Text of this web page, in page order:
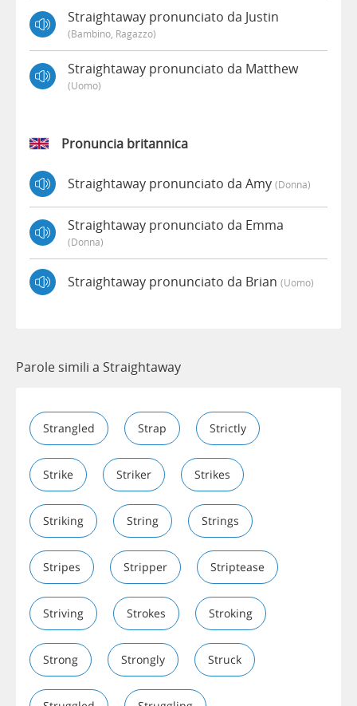
Straightaway pronunciato da Justin
(bambino, Ragazzo)
Straightaway pronunciato da Matthew
(uomo)
Pronuncia britannica
Straightaway pronunciato da Amy (donna)
Straightaway pronunciato da Emma
(donna)
Straightaway pronunciato da Brian (uomo)
Parole simili a Straightaway
Strangled Strap Strictly
Strike Striker Strikes
Striking String Strings
Stripes Stripper Striptease
Striving Strokes Stroking
Strong Strongly Struck